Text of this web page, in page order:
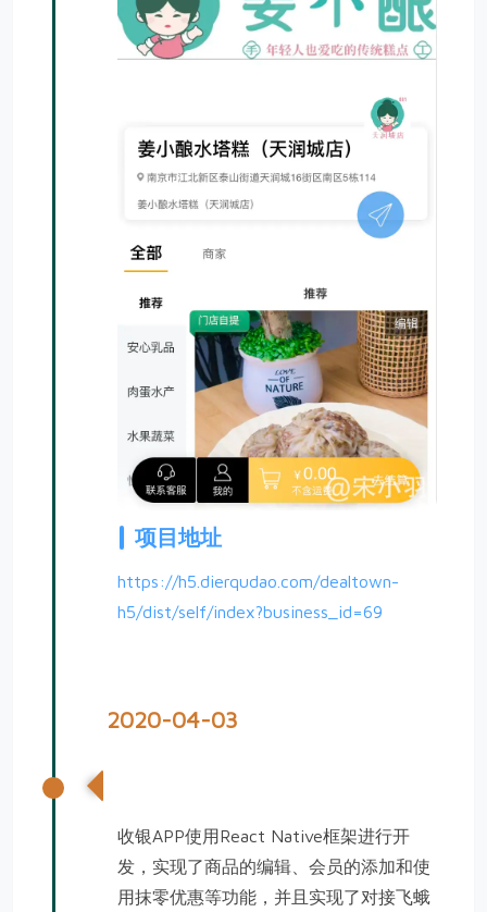
项目地址
https://h5.dierqudao.com/dealtown-
h5/dist/self/index?business_id=69
2020-04-03
收银APP使用React Native框架进行开
发，实现了商品的编辑、会员的添加和使
用抹零优惠等功能，并且实现了对接飞蛾